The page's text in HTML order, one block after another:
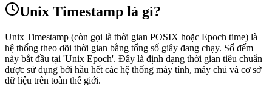
Unix Timestamp là gì?
Unix Timestamp (còn gọi là thời gian POSIX hoặc Epoch time) là
hệ thống theo dõi thời gian bằng tổng số giây đang chạy. Số đếm
này bắt đầu tại 'Unix Epoch'. Đây là định dạng thời gian tiêu chuẩn
được sử dụng bởi hầu hết các hệ thống máy tính, máy chủ và cơ sở
dữ liệu trên toàn thế giới.